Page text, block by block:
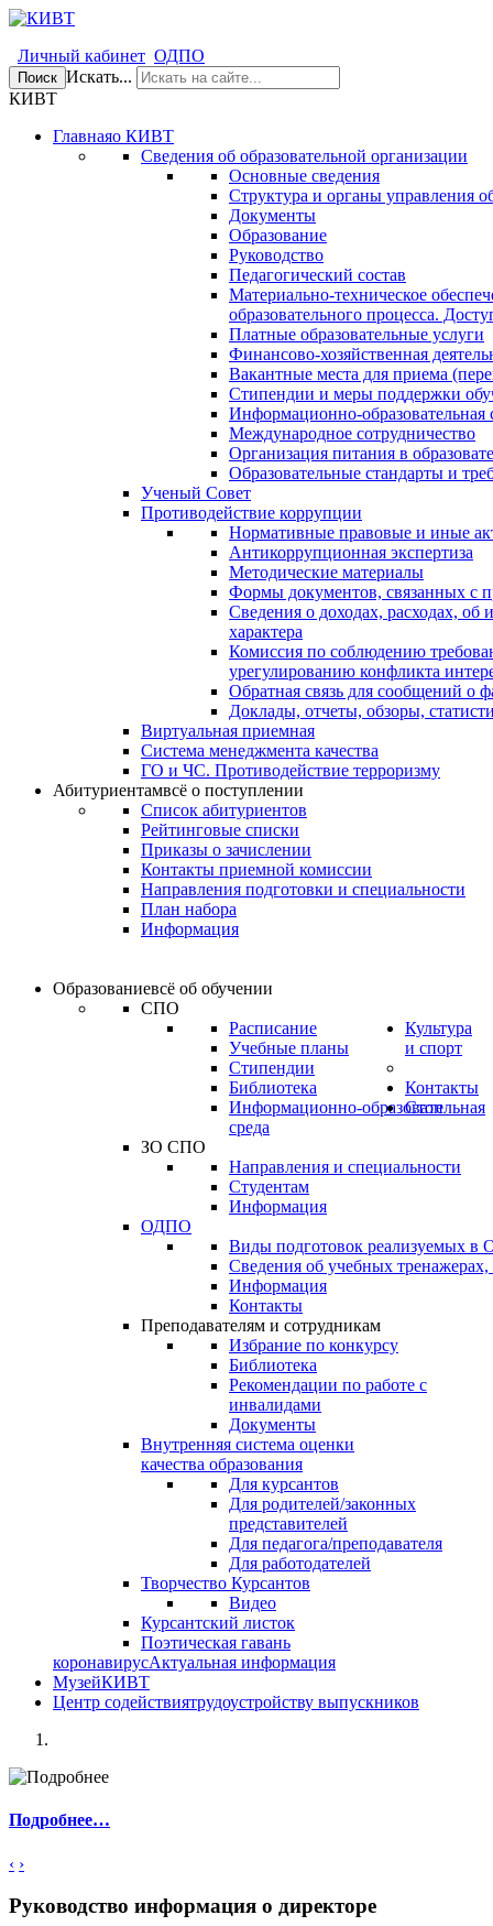
Личный кабинет ОДПО
Поиск Искать...
КИВТ
Главнаяо КИВТ
Сведения об образовательной организации
Основные сведения
Структура и органы управления
Документы
Образование
Руководство
Педагогический состав
Материально-техническое
образовательного процесса.
Платные образовательные услуги
Финансово-хозяйственная
Вакантные места для приема
Стипендии и меры поддержки
Информационно-образовательная
Международное сотрудничество
Организация питания в
Образовательные стандарты и
Ученый Совет
Противодействие коррупции
Нормативные правовые и иные
Антикоррупционная экспертиза
Методические материалы
Формы документов, связанных с
Сведения о доходах, расходах, об
характера
Комиссия по соблюдению
урегулированию конфликта
Обратная связь для сообщений о
Доклады, отчеты, обзоры,
Виртуальная приемная
Система менеджмента качества
ГО и ЧС. Противодействие терроризму
Абитуриентамвсё о поступлении
Список абитуриентов
Рейтинговые списки
Приказы о зачислении
Контакты приемной комиссии
Направления подготовки и специальности
План набора
Информация
Образованиевсё об обучении
СПО
Расписание
Учебные планы
Стипендии
Библиотека
Информационно-образовательная
среда
ЗО СПО
Направления и специальности
Студентам
Информация
ОДПО
Виды подготовок реализуемых
Сведения об учебных тренажерах,
Информация
Контакты
Преподавателям и сотрудникам
Избрание по конкурсу
Библиотека
Рекомендации по работе с
инвалидами
Документы
Внутренняя система оценки
качества образования
Для курсантов
Для родителей/законных
представителей
Для педагога/преподавателя
Для работодателей
Культура
и спорт
Творчество Курсантов
Видео
Курсантский листок
Поэтическая гавань
Контакты
Стоп
коронавирусАктуальная информация
МузейКИВТ
Центр содействиятрудоустройству выпускников
Подробнее…
‹ ›
Руководство информация о директоре